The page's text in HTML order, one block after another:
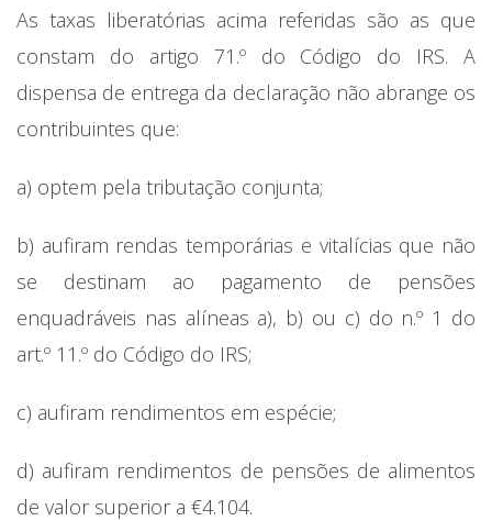
As taxas liberatórias acima referidas são as que
constam do artigo 71.º do Código do IRS. A
dispensa de entrega da declaração não abrange os
contribuintes que:
a) optem pela tributação conjunta;
b) aufiram rendas temporárias e vitalícias que não
se destinam ao pagamento de pensões
enquadráveis nas alíneas a), b) ou c) do n.º 1 do
art.º 11.º do Código do IRS;
c) aufiram rendimentos em espécie;
d) aufiram rendimentos de pensões de alimentos
de valor superior a €4.104.